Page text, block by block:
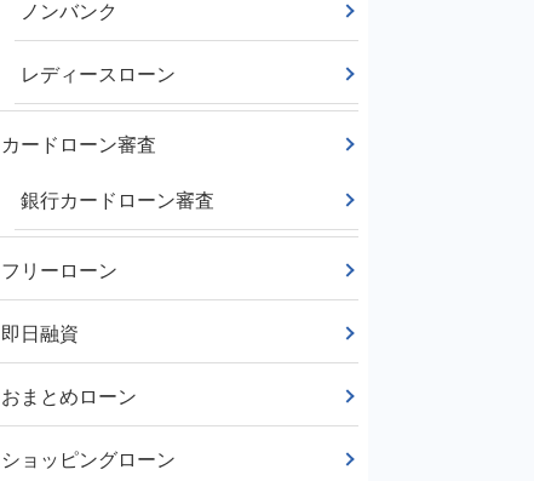
ノンバンク
レディースローン
カードローン審査
銀行カードローン審査
フリーローン
即日融資
おまとめローン
ショッピングローン